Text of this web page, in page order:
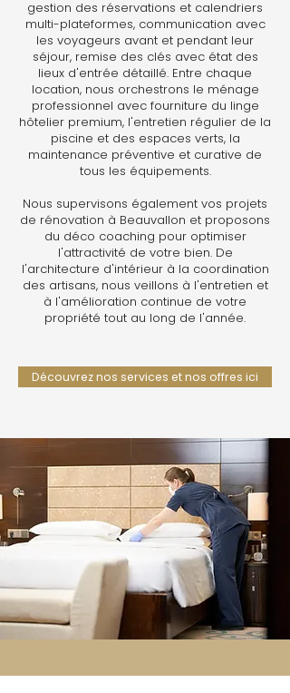
gestion des réservations et calendriers
multi-plateformes, communication avec
les voyageurs avant et pendant leur
séjour, remise des clés avec état des
lieux d'entrée détaillé. Entre chaque
location, nous orchestrons le ménage
professionnel avec fourniture du linge
hôtelier premium, l'entretien régulier de la
piscine et des espaces verts, la
maintenance préventive et curative de
tous les équipements.
Nous supervisons également vos projets
de rénovation à Beauvallon et proposons
du déco coaching pour optimiser
l'attractivité de votre bien. De
l'architecture d'intérieur à la coordination
des artisans, nous veillons à l'entretien et
à l'amélioration continue de votre
propriété tout au long de l'année.
Découvrez nos services et nos offres ici